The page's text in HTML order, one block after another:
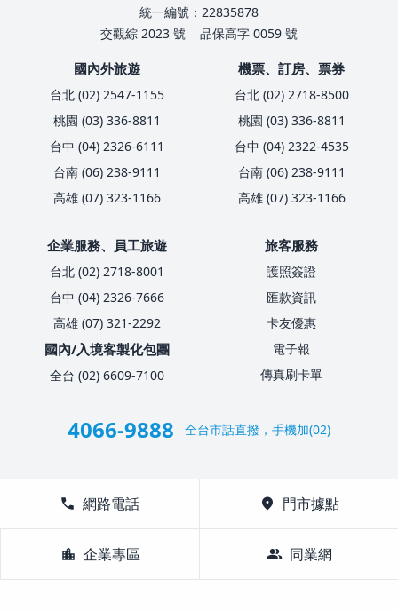
統一編號：22835878
交觀綜 2023 號
品保高字 0059 號
國內外旅遊
台北 (02) 2547-1155
桃園 (03) 336-8811
台中 (04) 2326-6111
台南 (06) 238-9111
高雄 (07) 323-1166
機票、訂房、票券
台北 (02) 2718-8500
桃園 (03) 336-8811
台中 (04) 2322-4535
台南 (06) 238-9111
高雄 (07) 323-1166
企業服務、員工旅遊
台北 (02) 2718-8001
台中 (04) 2326-7666
高雄 (07) 321-2292
國內/入境客製化包團
全台 (02) 6609-7100
旅客服務
護照簽證
匯款資訊
卡友優惠
電子報
傳真刷卡單
4066-9888 全台市話直撥，手機加(02)
call 網路電話 location_on 門市據點
location_city 企業專區 group 同業網